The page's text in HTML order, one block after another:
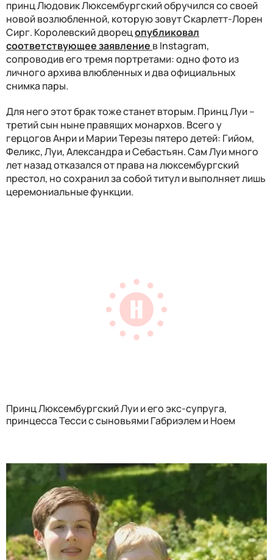
принц Людовик Люксембургский обручился со своей
новой возлюбленной, которую зовут Скарлетт-Лорен
Сирг. Королевский дворецопубликовал
соответствующее заявление в Instagram,
сопроводив его тремя портретами: одно фото из
личного архива влюбленных и два официальных
снимка пары.
Для него этот брак тоже станет вторым. Принц Луи –
третий сын ныне правящих монархов. Всего у
герцогов Анри и Марии Терезы пятеро детей: Гийом,
Феликс, Луи, Александра и Себастьян. Сам Луи много
лет назад отказался от права на люксембургский
престол, но сохранил за собой титул и выполняет лишь
церемониальные функции.
Принц Люксембургский Луи и его экс-супруга,
принцесса Тесси с сыновьями Габриэлем и Ноем